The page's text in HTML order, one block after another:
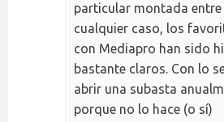
particular montada entre
cualquier caso, los
con Mediapro han sido
bastante claros. Con lo
abrir una subasta
porque no lo hace (o sí)